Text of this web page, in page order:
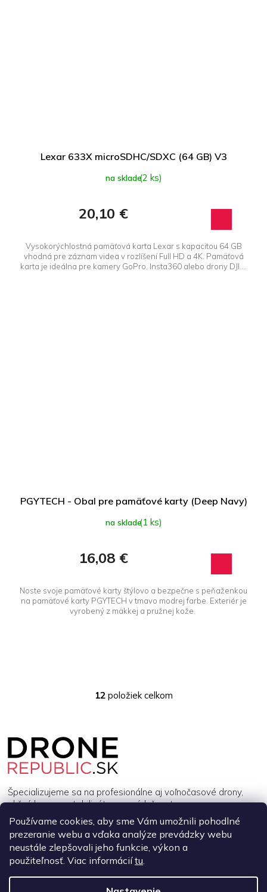
Používame cookies, aby sme Vám umožnili pohodlné
prezeranie webu a vďaka analýze prevádzky webu
neustále zlepšovali jeho funkcie, výkon a
použiteľnosť. Viac informáciítu.
Lexar 633X microSDHC/SDXC (64 GB) V3
na sklade(2 ks)
20,10 €
Vysokorýchlostná pamäťová karta Lexar s kapacitou 64 GB
vhodná pre záznam videa v rozlíšení Full HD a 4K. Pamäťová
karta je ideálna pre kamery GoPro, Insta360 alebo drony DJI....
PGYTECH - Obal pre pamäťové karty (Deep Navy)
na sklade(1 ks)
16,08 €
Noste svoje pamäťové karty štýlovo a bezpečne s peňaženkou
na pamäťové karty PGYTECH v tmavo modrej farbe. Exteriér je
vyrobený z mäkkej a pružnej kože.
O
e
p
v
k
y
v
p
12položiek celkom
e
Špecializujeme sa na profesionálne aj voľnočasové drony,
akčné kamery, stabilizátory a príslušenstvo.
INFORMÁCIE